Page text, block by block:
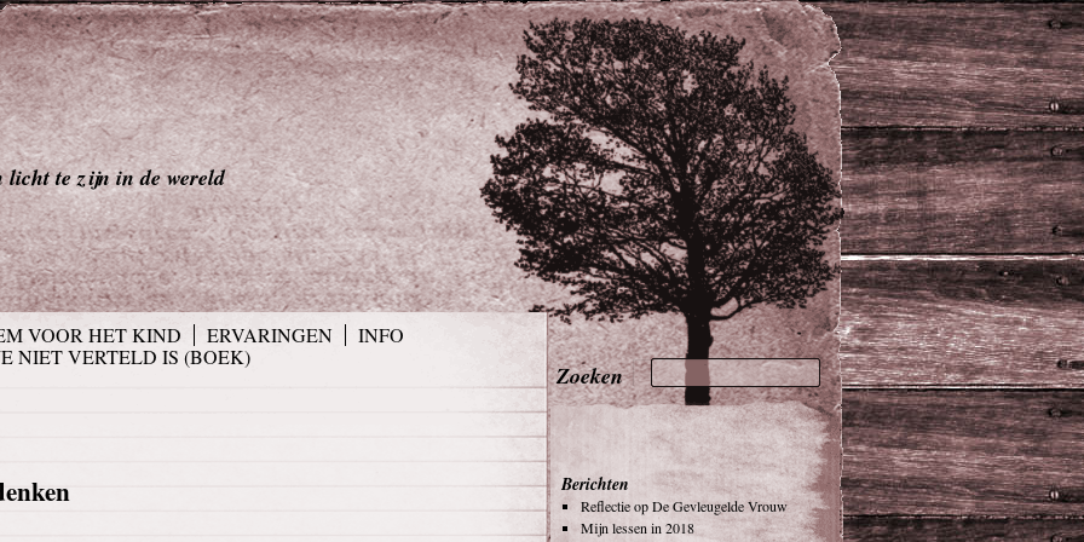
licht te zijn in de wereld
VOOR HET KIND ERVARINGEN
INFO
NIET VERTELD IS (BOEK)
Berichten
Reflectie op De Gevleugelde Vrouw
Mijn lessen in 2018